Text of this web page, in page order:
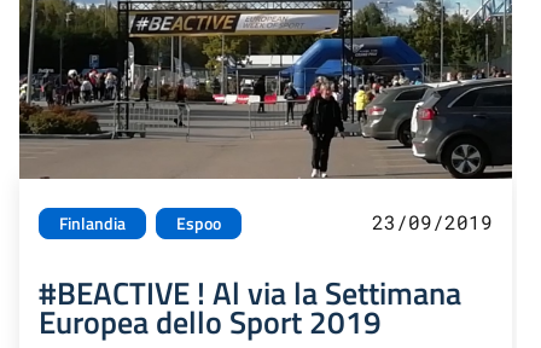
Finlandia Espoo 23/09/2019
#BEACTIVE ! Al via la Settimana
Europea dello Sport 2019